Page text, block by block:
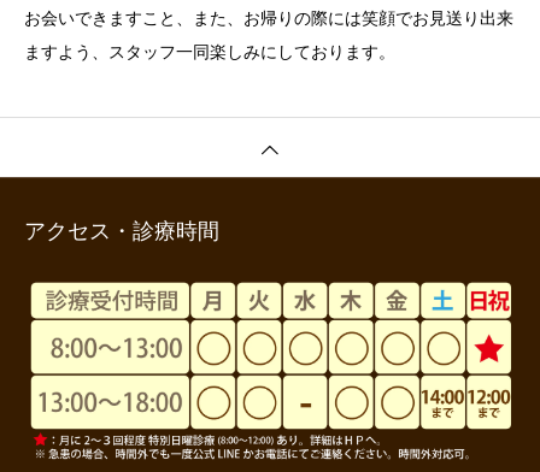
お会いできますこと、また、お帰りの際には笑顔でお見送り出来
ますよう、スタッフ一同楽しみにしております。
アクセス・診療時間